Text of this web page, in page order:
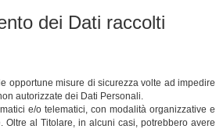
dei Dati raccolti
opportune misure di sicurezza volte ad impedire
autorizzate dei Dati Personali.
e/o telematici, con modalità organizzative e
al Titolare, in alcuni casi, potrebbero avere